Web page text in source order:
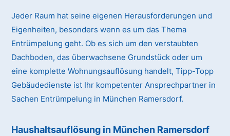
Jeder Raum hat seine eigenen Herausforderungen und
Eigenheiten, besonders wenn es um das Thema
Entrümpelung geht. Ob es sich um den verstaubten
Dachboden, das überwachsene Grundstück oder um
eine komplette Wohnungsauflösung handelt, Tipp-Topp
Gebäudedienste ist Ihr kompetenter Ansprechpartner in
Sachen Entrümpelung in München Ramersdorf.
Haushaltsauflösung in München Ramersdorf